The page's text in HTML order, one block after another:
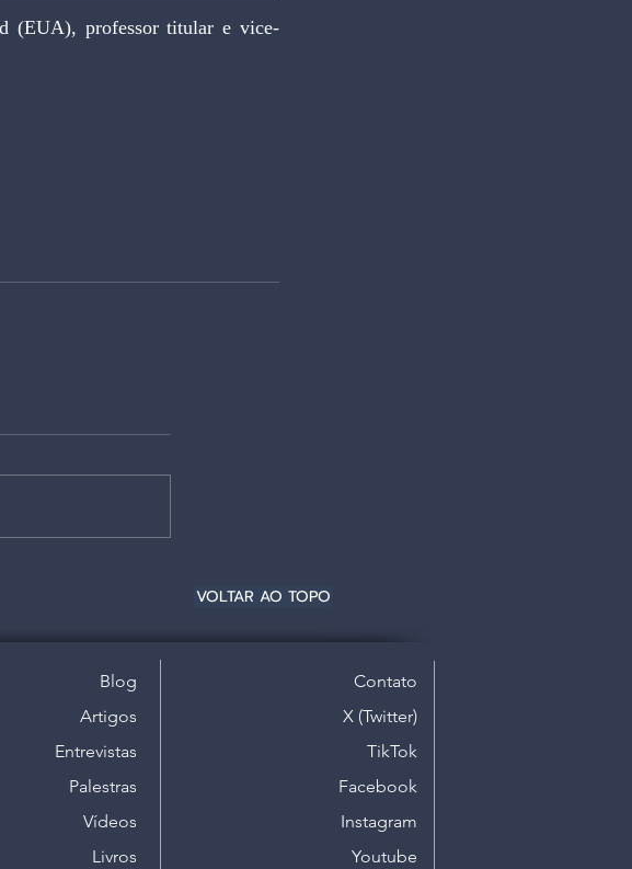
(EUA), professor titular e vice-
VOLTAR AO TOPO
Blog
Artigos
Entrevistas
Palestras
Vídeos
Livros
Contato
X (Twitter)
TikTok
Facebook
Instagram
Youtube